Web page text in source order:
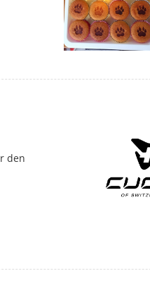
den